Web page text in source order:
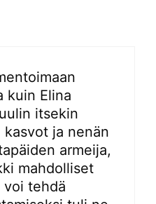
kuin Elina
itsekin
ja nenän
armeija,
mahdolliset
voi tehdä